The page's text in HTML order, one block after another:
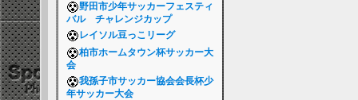
野田市少年サッカーフェスティ
バル チャレンジカップ
レイソル豆っこリーグ
柏市ホームタウン杯サッカー大
会
我孫子市サッカー協会会長杯少
年サッカー大会